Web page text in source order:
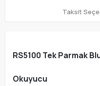
Taksit
RS5100 Tek Parmak
Okuyucu